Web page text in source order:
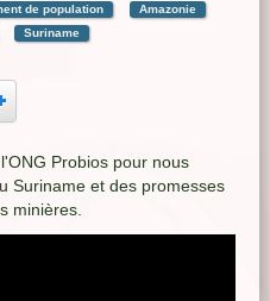
de population
Amazonie
Suriname
Probios pour nous
Suriname et des promesses
minières.